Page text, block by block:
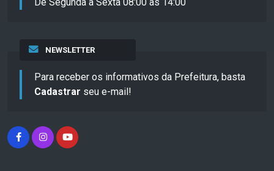
NEWSLETTER
Para receber os informativos da Prefeitura, basta
Cadastrar seu e-mail!